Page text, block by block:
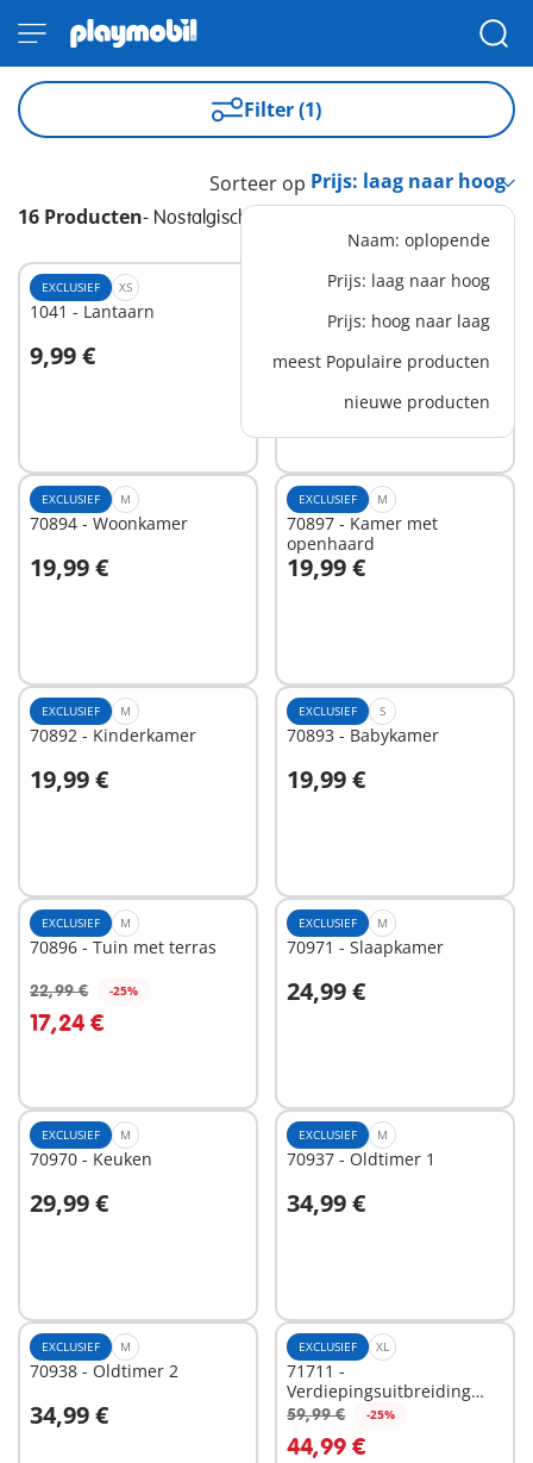
Filter (1)
16 Producten- Nostalgisch poppenhuis
Sorteer op
Naam: oplopende
Prijs: laag naar hoog
Prijs: hoog naar laag
meest Populaire producten
nieuwe producten
EXCLUSIEF XS
1041 - Lantaarn
9,99 €
In winkelwagen
EXCLUSIEF M
70895 - Badkamer
19,99 €
In winkelwagen
EXCLUSIEF M
70894 - Woonkamer
19,99 €
In winkelwagen
EXCLUSIEF M
70897 - Kamer met
openhaard
19,99 €
EXCLUSIEF M
70892 - Kinderkamer
19,99 €
In winkelwagen
EXCLUSIEF S
70893 - Babykamer
19,99 €
In winkelwagen
EXCLUSIEF M
70896 - Tuin met terras
22,99 € -25%
17,24 €
In winkelwagen
EXCLUSIEF M
70971 - Slaapkamer
24,99 €
In winkelwagen
EXCLUSIEF M
70970 - Keuken
29,99 €
In winkelwagen
EXCLUSIEF M
70937 - Oldtimer 1
34,99 €
In winkelwagen
EXCLUSIEF M
70938 - Oldtimer 2
34,99 €
In winkelwagen
EXCLUSIEF XL
71711 -
Verdiepingsuitbreiding
voor nostalgisch
59,99 € -25%
44,99 €
In winkelwagen